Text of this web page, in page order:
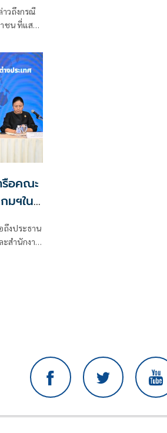
าวถึงกรณี
น ที่แสดง
รรค
อคณะ
มฯใน
รูว์ส'
ถึงประธาน
สำนักงาน